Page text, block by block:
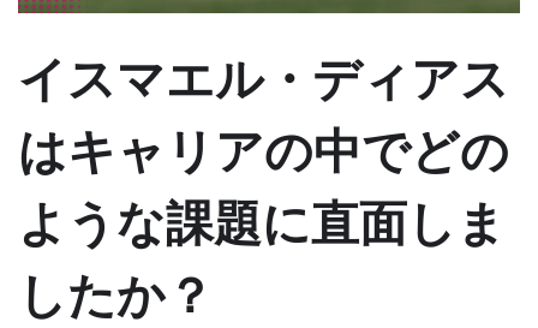
イスマエル・ディアス
はキャリアの中でどの
ような課題に直面しま
したか？